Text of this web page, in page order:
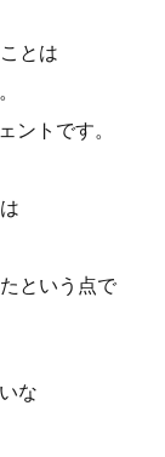
とは
ントです。
という点で
な